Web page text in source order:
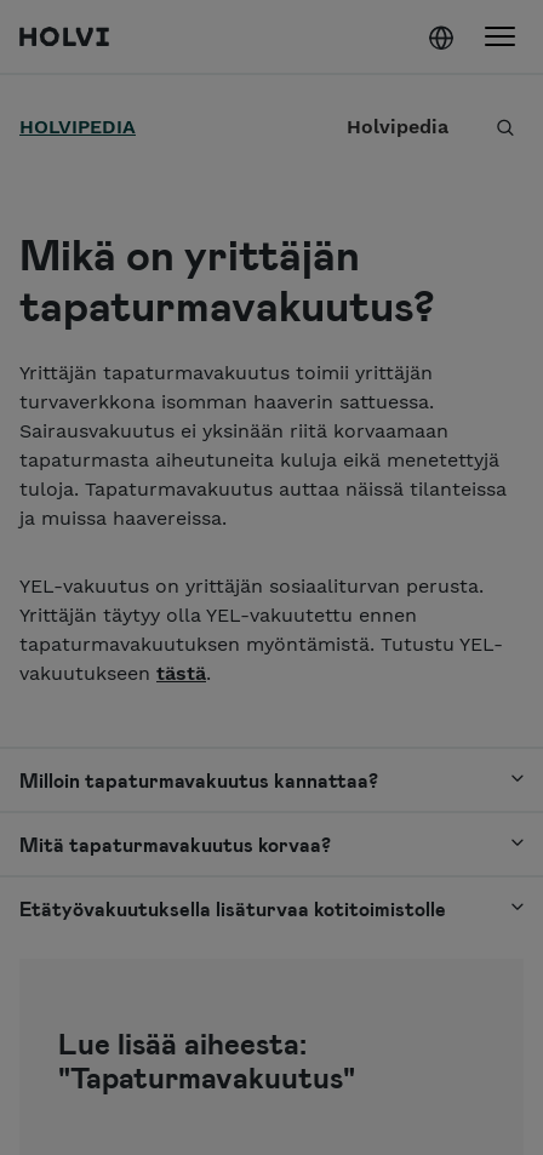
Holvi
HOLVIPEDIA Holvipedia
H
Mikä on yrittäjän
tapaturmavakuutus?
Yrittäjän tapaturmavakuutus toimii yrittäjän
turvaverkkona isomman haaverin sattuessa.
Sairausvakuutus ei yksinään riitä korvaamaan
tapaturmasta aiheutuneita kuluja eikä menetettyjä
tuloja. Tapaturmavakuutus auttaa näissä tilanteissa
ja muissa haavereissa.
YEL-vakuutus on yrittäjän sosiaaliturvan perusta.
Yrittäjän täytyy olla YEL-vakuutettu ennen
tapaturmavakuutuksen myöntämistä. Tutustu YEL-
vakuutukseen tästä.
Milloin tapaturmavakuutus kannattaa?
Mitä tapaturmavakuutus korvaa?
Etätyövakuutuksella lisäturvaa kotitoimistolle
Lue lisää aiheesta:
"Tapaturmavakuutus"